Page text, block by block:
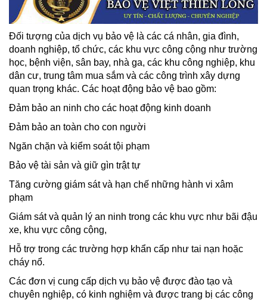
Đối tượng của dịch vụ bảo vệ là các cá nhân, gia đình,
doanh nghiệp, tổ chức, các khu vực công cộng như trường
học, bệnh viện, sân bay, nhà ga, các khu công nghiệp, khu
dân cư, trung tâm mua sắm và các công trình xây dựng
quan trọng khác. Các hoạt động bảo vệ bao gồm:
Đảm bảo an ninh cho các hoạt động kinh doanh
Đảm bảo an toàn cho con người
Ngăn chặn và kiểm soát tội phạm
Bảo vệ tài sản và giữ gìn trật tự
Tăng cường giám sát và hạn chế những hành vi xâm
phạm
Giám sát và quản lý an ninh trong các khu vực như bãi đậu
xe, khu vực công cộng,
Hỗ trợ trong các trường hợp khẩn cấp như tai nạn hoặc
cháy nổ.
Các đơn vị cung cấp dịch vụ bảo vệ được đào tạo và
chuyên nghiệp, có kinh nghiệm và được trang bị các công